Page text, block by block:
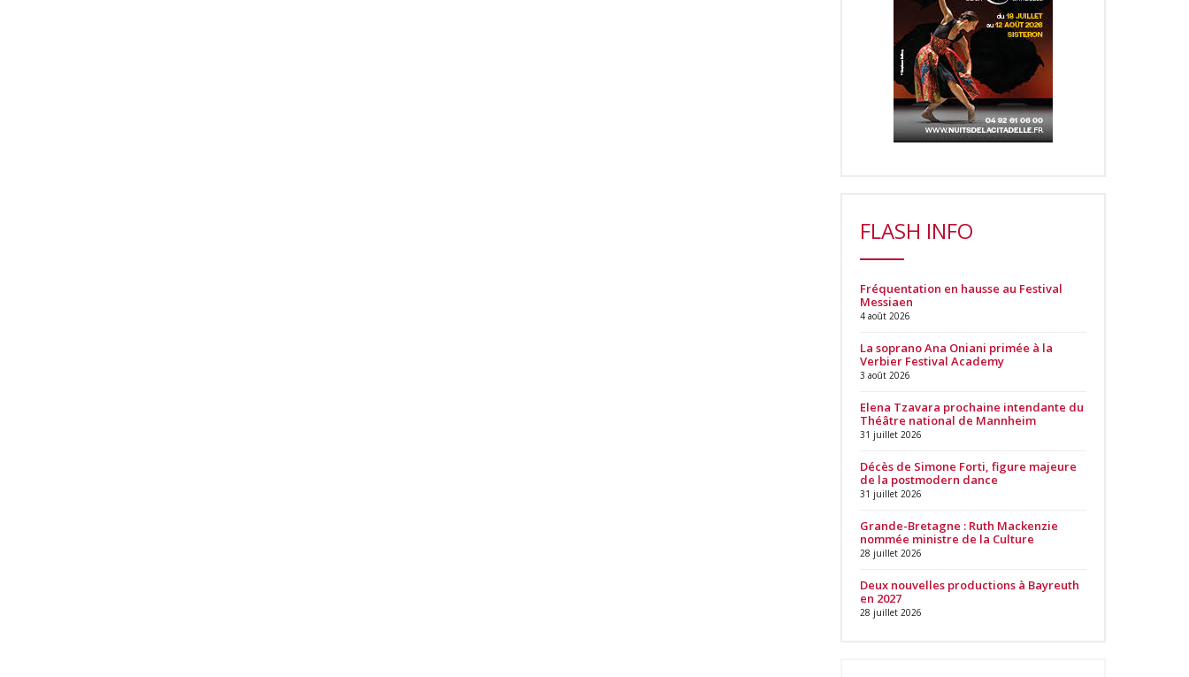
FLASH INFO
Fréquentation en hausse au Festival
Messiaen
4 août 2026
La soprano Ana Oniani primée à la
Verbier Festival Academy
3 août 2026
Elena Tzavara prochaine intendante du
Théâtre national de Mannheim
31 juillet 2026
Décès de Simone Forti, figure majeure
de la postmodern dance
31 juillet 2026
Grande-Bretagne : Ruth Mackenzie
nommée ministre de la Culture
28 juillet 2026
Deux nouvelles productions à Bayreuth
en 2027
28 juillet 2026